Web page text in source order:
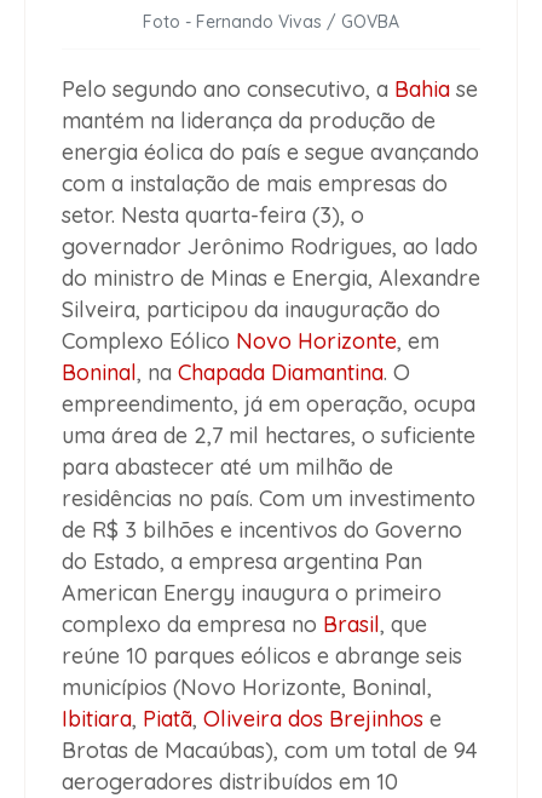
Foto - Fernando Vivas / GOVBA
Pelo segundo ano consecutivo, a Bahia se
mantém na liderança da produção de
energia éolica do país e segue avançando
com a instalação de mais empresas do
setor. Nesta quarta-feira (3), o
governador Jerônimo Rodrigues, ao lado
do ministro de Minas e Energia, Alexandre
Silveira, participou da inauguração do
Complexo Eólico Novo Horizonte, em
Boninal, na Chapada Diamantina. O
empreendimento, já em operação, ocupa
uma área de 2,7 mil hectares, o suficiente
para abastecer até um milhão de
residências no país. Com um investimento
de R$ 3 bilhões e incentivos do Governo
do Estado, a empresa argentina Pan
American Energy inaugura o primeiro
complexo da empresa no Brasil, que
reúne 10 parques eólicos e abrange seis
municípios (Novo Horizonte, Boninal,
Ibitiara, Piatã, Oliveira dos Brejinhos e
Brotas de Macaúbas), com um total de 94
aerogeradores distribuídos em 10